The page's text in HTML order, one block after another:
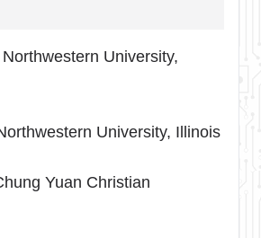
University,
University, Illinois
Yuan Christian